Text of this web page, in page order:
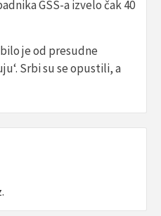
GSS-a izvelo čak 40
je od presudne
Srbi su se opustili, a